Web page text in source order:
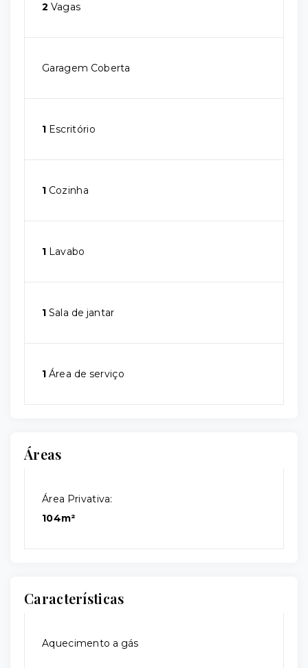
2 Vagas
Garagem Coberta
1 Escritório
1 Cozinha
1 Lavabo
1 Sala de jantar
1 Área de serviço
Áreas
Área Privativa:
104m²
Características
Aquecimento a gás